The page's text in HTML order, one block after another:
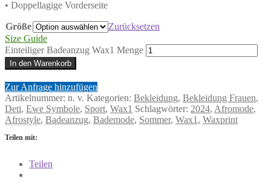
• Doppellagige Vorderseite
Größe
Zurücksetzen
Size Guide
Einteiliger Badeanzug Wax1 Menge
In den Warenkorb
Zur Anfrage hinzufügen
Artikelnummer: n. v. Kategorien: Bekleidung, Bekleidung Frauen,
Deti, Ewe Symbole, Sport, Wax1 Schlagwörter: 2024, Afromode,
Afrostyle, Badeanzug, Bademode, Sommer, Wax1 , Waxprint
Teilen mit:
Teilen